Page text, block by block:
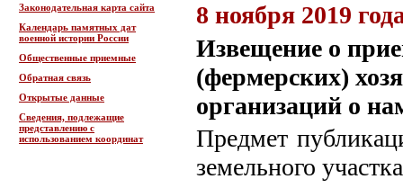
Законодательная карта сайта
Календарь памятных дат
военной истории России
Общественные приемные
Обратная связь
Открытые данные
Сведения, подлежащие
представлению с
использованием координат
8 ноября 2019
Извещение о
(фермерских)
организаций о
Предмет
земельного